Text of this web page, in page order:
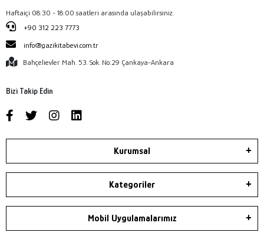
Haftaiçi 08:30 - 18:00 saatleri arasında ulaşabilirsiniz.
+90 312 223 7773
info@gazikitabevi.com.tr
Bahçelievler Mah. 53. Sok. No:29 Çankaya-Ankara
Bizi Takip Edin
Kurumsal
Kategoriler
Mobil Uygulamalarımız